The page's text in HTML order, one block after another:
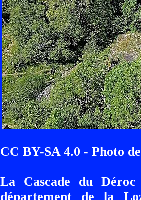
CC BY-SA 4.0 - Photo
La Cascade du
département de la